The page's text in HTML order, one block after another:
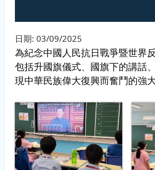
日期: 03/09/2025
為紀念中國人民抗日戰爭暨世界
包括升國旗儀式、國旗下的講話
現中華民族偉大復興而奮鬥的強